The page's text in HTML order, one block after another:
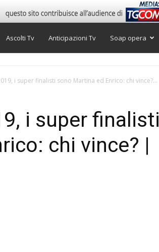
Ascolti Tv Anticipazioni Tv Soap opera
i super finalisti sono Martina ed Enrico: chi vince?...
i super finalisti
chi vince? |